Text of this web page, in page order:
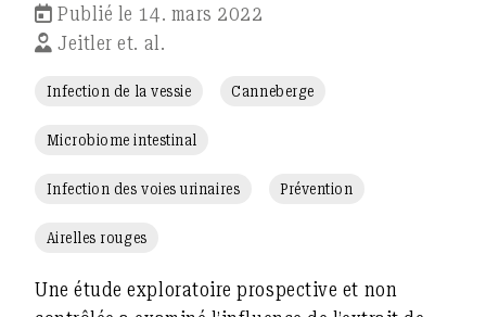
Publié le 14. mars 2022
Jeitler et. al.
Infection de la vessie Canneberge
Microbiome intestinal
Infection des voies urinaires Prévention
Airelles rouges
Une étude exploratoire prospective et non